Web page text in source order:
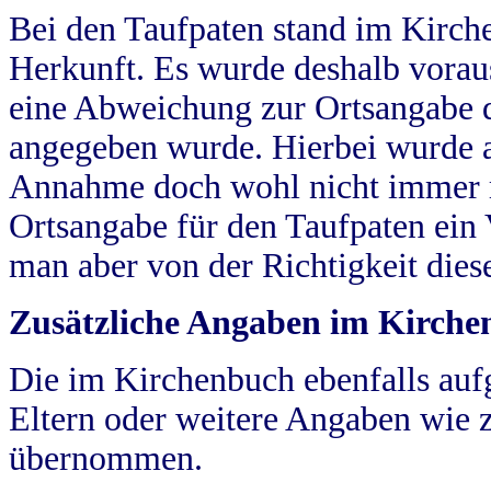
Bei den Taufpaten stand im
Herkunft. Es wurde deshalb
eine Abweichung zur
angegeben wurde. Hierbei wurde
Annahme doch wohl nicht
Ortsangabe für den Taufpaten
man aber von der Richtigkeit
Zusätzliche Angaben im
Die im Kirchenbuch ebenfalls
Eltern oder weitere Angaben wie
übernommen.